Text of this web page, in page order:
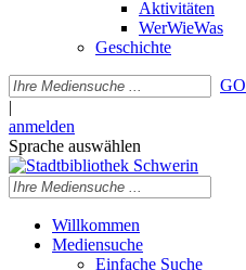
Aktivitäten
WerWieWas
Geschichte
GO
|
anmelden
Sprache auswählen
Willkommen
Mediensuche
Einfache Suche